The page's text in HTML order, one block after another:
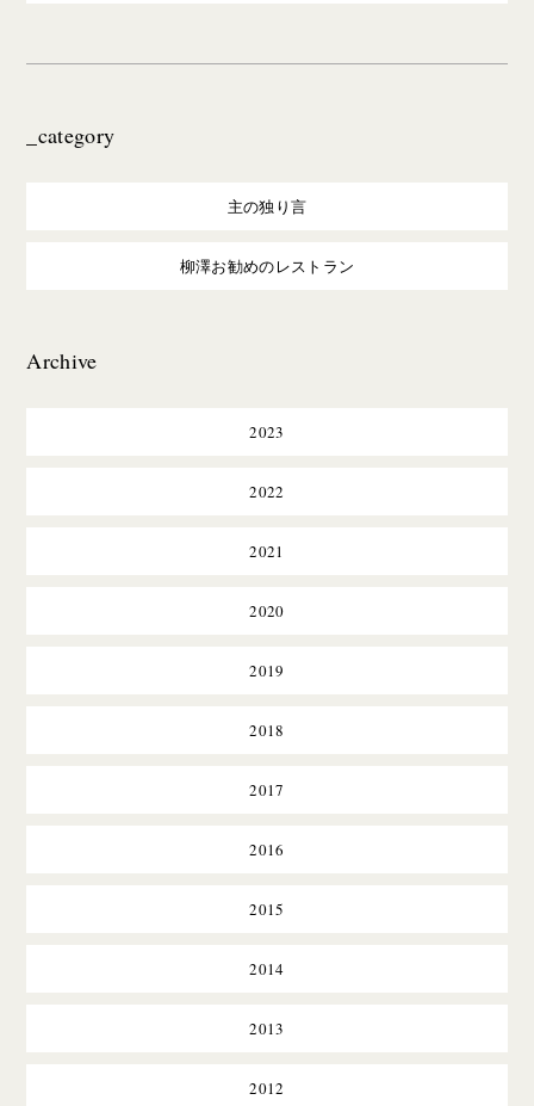
_category
主の独り言
柳澤お勧めのレストラン
Archive
2023
2022
2021
2020
2019
2018
2017
2016
2015
2014
2013
2012